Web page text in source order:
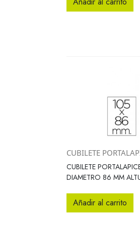

CUBILETE
CUBILETE
DIAMETRO 86 MM
Añadir al carrito